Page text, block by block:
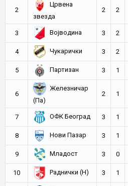
2
Црвена
звезда
2 2
3 Војводина 3 2
4 Чукарички 3 2
5 Партизан 3 1
6
Железничар
(Па)
2 1
7 ОФК Београд 3 1
8 Нови Пазар 3 1
9 Младост 3 0
10 Раднички (Н) 3 1